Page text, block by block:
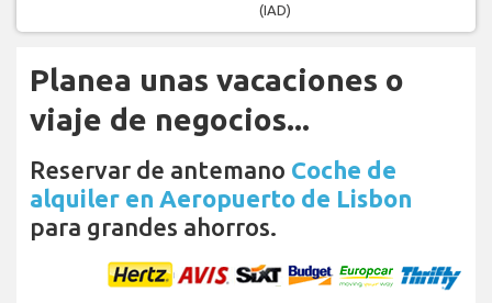
(IAD)
Planea unas vacaciones o
viaje de negocios...
Reservar de antemano Coche de
alquiler en Aeropuerto de Lisbon
para grandes ahorros.